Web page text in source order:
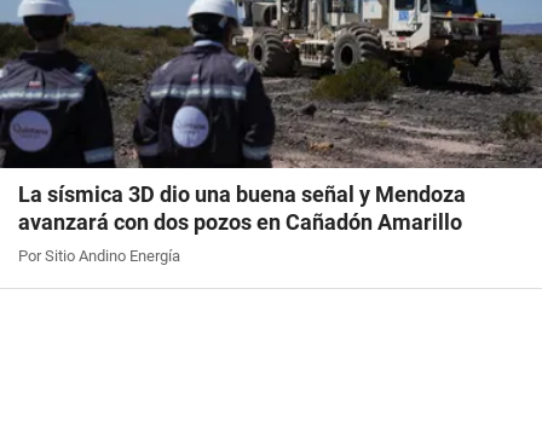
La sísmica 3D dio una buena señal y Mendoza
avanzará con dos pozos en Cañadón Amarillo
Por Sitio Andino Energía